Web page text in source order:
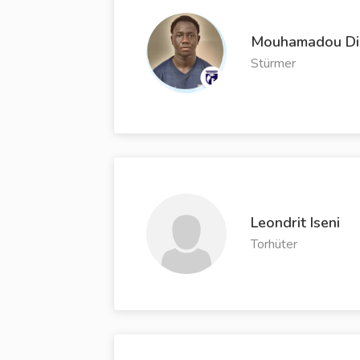
Mouhamadou
Stürmer
Leondrit Iseni
Torhüter